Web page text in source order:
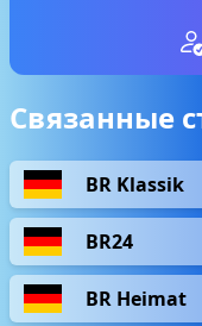
Связанные
BR Klassik
BR24
BR Heimat